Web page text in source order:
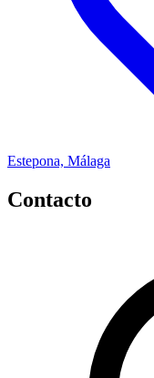
Estepona, Málaga
Contacto